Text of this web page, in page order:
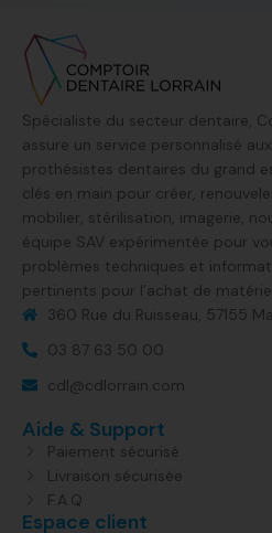
Spécialiste du secteur dentaire,
assure un service personnalisé
prothésistes dentaires du grand
clés en main pour créer,
mobilier, stérilisation, imagerie,
équipe SAV expérimentée pour
problèmes techniques et
pertinents pour l’achat de
360 Rue du Ruisseau, 57155
03 87 63 50 00
cdl@cdlorrain.com
Aide & Support
Paiement sécurisé
Livraison sécurisée
F.A.Q
Espace client